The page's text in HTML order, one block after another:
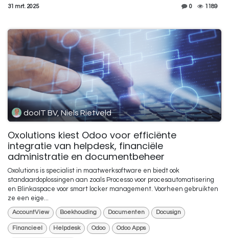
31 mrt. 2025 0 1189
dooIT BV, Niels Rietveld
Oxolutions kiest Odoo voor efficiënte
integratie van helpdesk, financiële
administratie en documentbeheer
Oxolutions is specialist in maatwerksoftware en biedt ook
standaardoplossingen aan zoals Processo voor procesautomatisering
en Blinkaspace voor smart locker management. Voorheen gebruikten
ze een eige...
AccountView Boekhouding Documenten Docusign
Financieel Helpdesk Odoo Odoo Apps